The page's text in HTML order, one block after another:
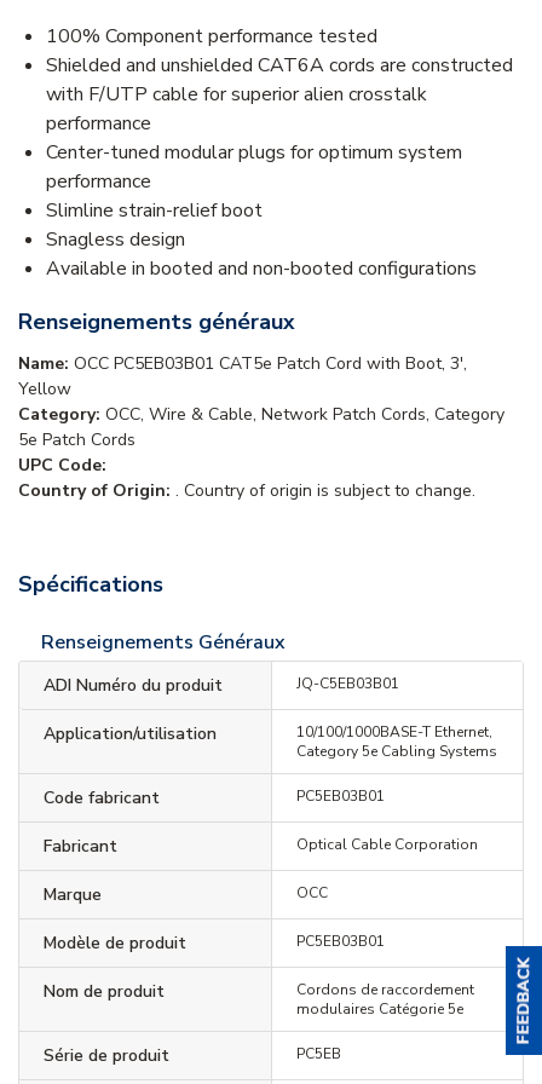
100% Component performance tested
Shielded and unshielded CAT6A cords are constructed
with F/UTP cable for superior alien crosstalk
performance
Center-tuned modular plugs for optimum system
performance
Slimline strain-relief boot
Snagless design
Available in booted and non-booted configurations
Renseignements généraux
Name: OCC PC5EB03B01 CAT5e Patch Cord with Boot, 3',
Yellow
Category: OCC, Wire & Cable, Network Patch Cords, Category
5e Patch Cords
UPC Code:
Country of Origin: . Country of origin is subject to change.
Spécifications
Renseignements Généraux
ADI Numéro du produit JQ-C5EB03B01
Application/utilisation
10/100/1000BASE-T Ethernet,
Category 5e Cabling Systems
Code fabricant PC5EB03B01
Fabricant Optical Cable Corporation
Marque OCC
Modèle de produit PC5EB03B01
Nom de produit
Cordons de raccordement
modulaires Catégorie 5e
Série de produit PC5EB